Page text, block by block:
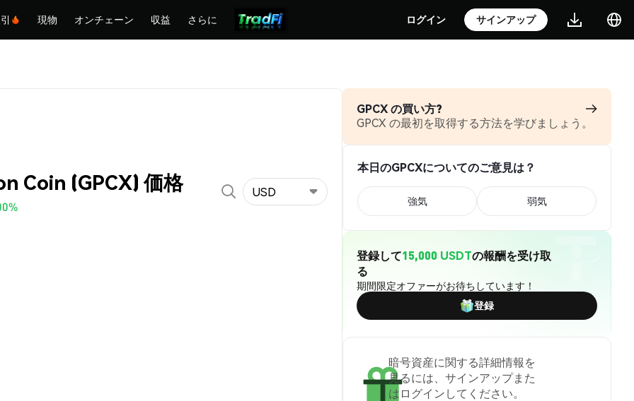
現物 オンチェーン 収益 さらに ログイン サインアップ
Coin (GPCX) 価格 USD
GPCX の買い方?
GPCX の最初を取得する方法を学びましょう。
本日のGPCXについてのご意見は？
強気 弱気
登録して15,000 USDTの報酬を受け取
る
期間限定オファーがお待ちしています！
登録
暗号資産に関する詳細情報を
見るには、サインアップまた
はログインしてください。